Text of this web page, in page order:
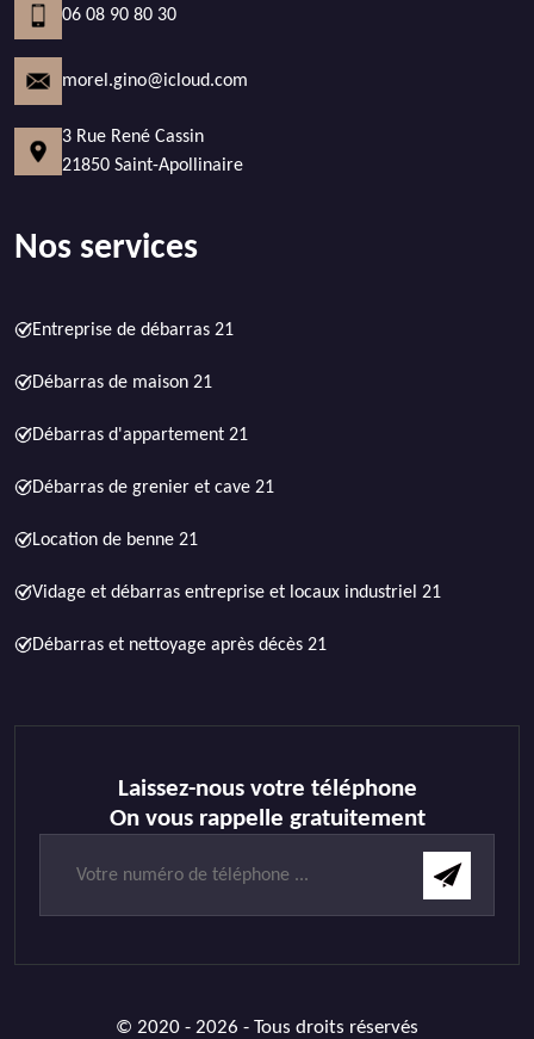
06 08 90 80 30
morel.gino@icloud.com
3 Rue René Cassin
21850 Saint-Apollinaire
Nos services
Entreprise de débarras 21
Débarras de maison 21
Débarras d'appartement 21
Débarras de grenier et cave 21
Location de benne 21
Vidage et débarras entreprise et locaux industriel 21
Débarras et nettoyage après décès 21
Laissez-nous votre téléphone
On vous rappelle gratuitement
© 2020 - 2026 - Tous droits réservés